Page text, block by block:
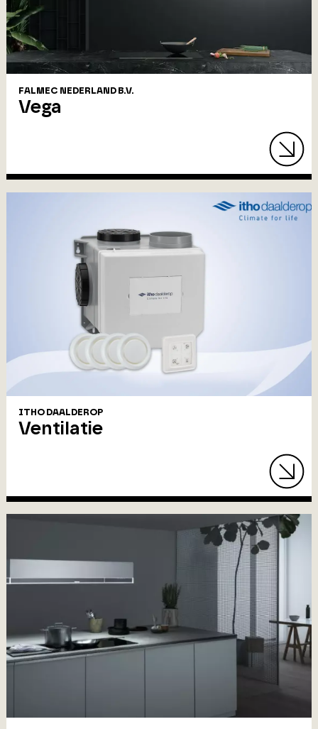
FALMEC NEDERLAND B.V.
Vega
ITHO DAALDEROP
Ventilatie